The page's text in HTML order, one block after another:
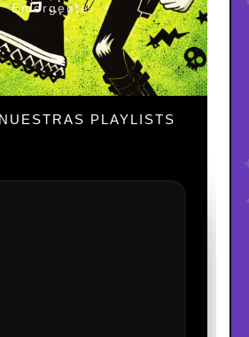
Emergente
PLAYLISTS